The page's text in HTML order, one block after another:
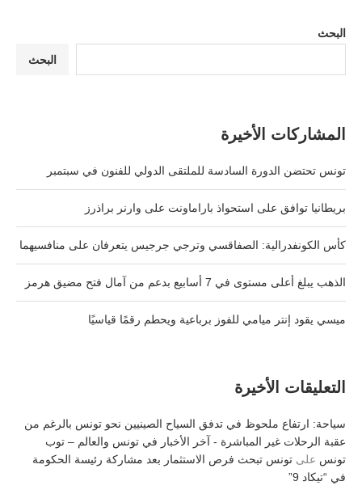
البحث
البحث
المشاركات الأخيرة
تونس تحتضن الدورة السادسة للملتقى الدولي للفنون في سبتمبر
بريطانيا توافق على استحواذ باراماونت على وارنر براذرز
كأس الكونفدرالية: الصفاقسي وترجي جرجيس يتعرفان على منافسيهما
الذهب يبلغ أعلى مستوى في 7 أسابيع بدعم من آمال فتح مضيق هرمز
ميسي يقود إنتر ميامي للفوز برباعية ويحطم رقمًا قياسيًا
التعليقات الأخيرة
سياحة: ارتفاع ملحوظ في تدفق السياح الصينيين نحو تونس بالرغم من
عقبة الرحلات غير المباشرة - آخر الأخبار في تونس والعالم – توب
تونس على تونس تبحث فرص الاستثمار بعد مشاركة رئيسة الحكومة
في “تيكاد 9”